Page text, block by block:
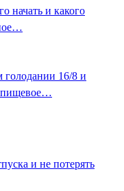
начать и какого
голодании 16/8 и
пищевое…
и не потерять